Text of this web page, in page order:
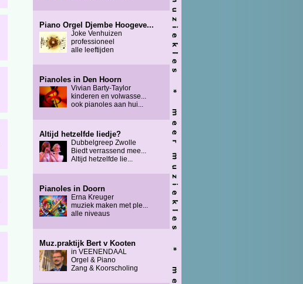
Piano Orgel Djembe Hoogeve...
Joke Venhuizen
professioneel
alle leeftijden
Pianoles in Den Hoorn
Vivian Barty-Taylor
kinderen en volwasse...
ook pianoles aan hui...
Altijd hetzelfde liedje?
Dubbelgreep Zwolle
Biedt verrassend mee...
Altijd hetzelfde lie...
Pianoles in Doorn
Erna Kreuger
muziek maken met ple...
alle niveaus
Muz.praktijk Bert v Kooten
in VEENENDAAL
Orgel & Piano
Zang & Koorscholing